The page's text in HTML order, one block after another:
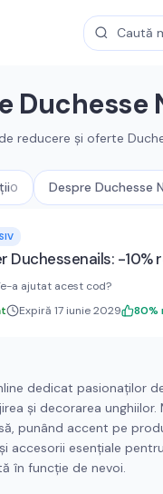
Duchesse
reducere și oferte
0 Despre Duchesse
Duchessenails: -
a ajutat acest cod?
Expiră 17 iunie 2029 80%
dedicat pasionaților
și decorarea
punând accent pe
accesorii esențiale
în funcție de nevoi.